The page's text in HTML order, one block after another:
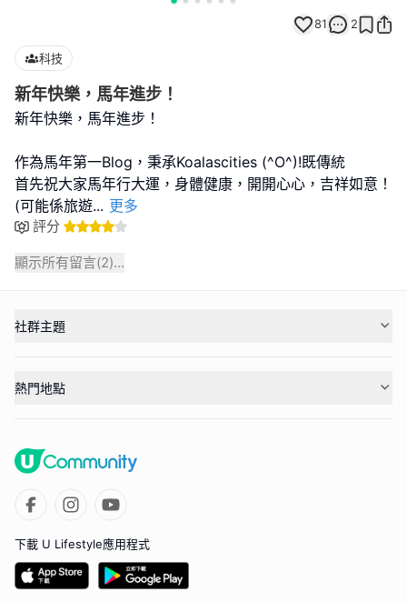
81 2
科技
新年快樂，馬年進步！
新年快樂，馬年進步！
作為馬年第一Blog，秉承Koalascities (^O^)!既傳統
首先祝大家馬年行大運，身體健康，開開心心，吉祥如意！
(可能係旅遊... 更多
評分
顯示所有留言(2)...
社群主題
熱門地點
下載 U Lifestyle應用程式